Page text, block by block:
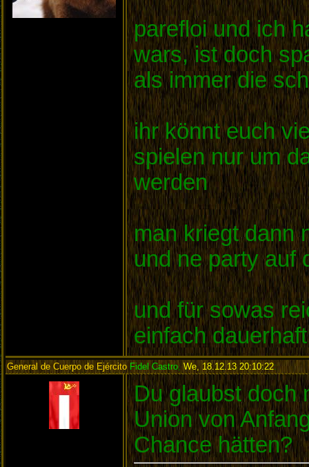
parefloi und ich
wars, ist doch
als immer die
ihr könnt euch
spielen nur um
werden
man kriegt dann
und ne party auf
und für sowas
einfach
General de Cuerpo de Ejército Fidel Castro , We, 18.12.13 20:10:22:
Du glaubst doch
Union von
Chance hätten?